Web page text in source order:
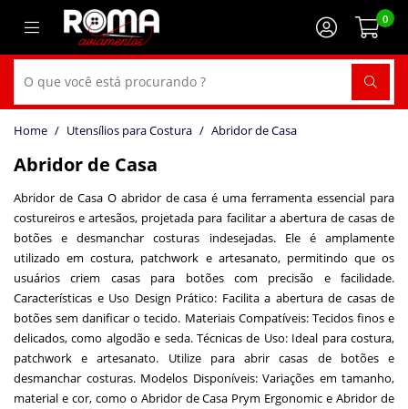
0
Utensílios para Costura Abridor de Casa
Abridor de Casa
Abridor de Casa O abridor de casa é uma ferramenta essencial para
costureiros e artesãos, projetada para facilitar a abertura de casas de
botões e desmanchar costuras indesejadas. Ele é amplamente
utilizado em costura, patchwork e artesanato, permitindo que os
usuários criem casas para botões com precisão e facilidade.
Características e Uso Design Prático: Facilita a abertura de casas de
botões sem danificar o tecido. Materiais Compatíveis: Tecidos finos e
delicados, como algodão e seda. Técnicas de Uso: Ideal para costura,
patchwork e artesanato. Utilize para abrir casas de botões e
desmanchar costuras. Modelos Disponíveis: Variações em tamanho,
material e cor, como o Abridor de Casa Prym Ergonomic e Abridor de